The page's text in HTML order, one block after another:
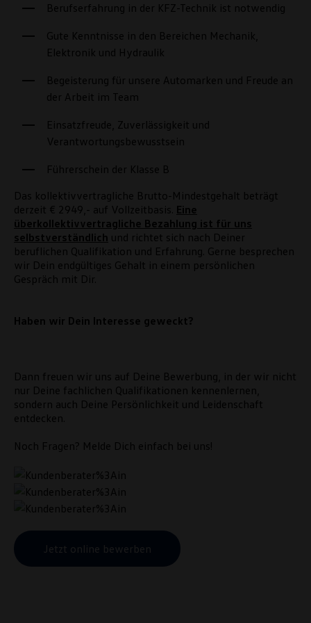
Berufserfahrung in der KFZ-Technik ist notwendig
Gute Kenntnisse in den Bereichen Mechanik,
Elektronik und Hydraulik
Begeisterung für unsere Automarken und Freude an
der Arbeit im Team
Einsatzfreude, Zuverlässigkeit und
Verantwortungsbewusstsein
Führerschein der Klasse B
Das kollektivvertragliche Brutto-Mindestgehalt beträgt
derzeit € 2949,- auf Vollzeitbasis. Eine
überkollektivvertragliche Bezahlung ist für uns
selbstverständlich und richtet sich nach Deiner
beruflichen Qualifikation und Erfahrung. Gerne besprechen
wir Dein endgültiges Gehalt in einem persönlichen
Gespräch mit Dir.
Haben wir Dein Interesse geweckt?
Dann freuen wir uns auf Deine Bewerbung, in der wir nicht
nur Deine fachlichen Qualifikationen kennenlernen,
sondern auch Deine Persönlichkeit und Leidenschaft
entdecken.
Noch Fragen? Melde Dich einfach bei uns!
Jetzt online bewerben